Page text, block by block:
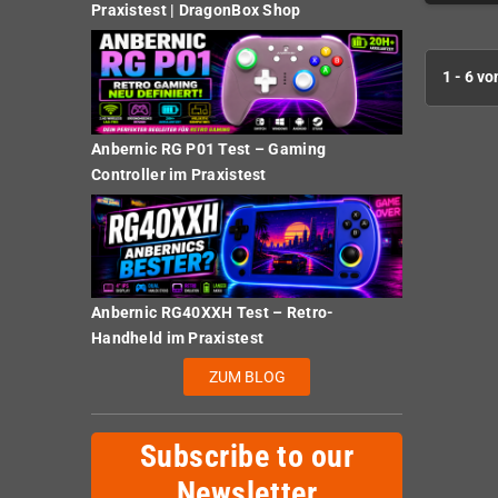
Praxistest | DragonBox Shop
Anbernic RG P01 Test – Gaming
Controller im Praxistest
Anbernic RG40XXH Test – Retro-
Handheld im Praxistest
ZUM BLOG
Subscribe to our
1 - 6